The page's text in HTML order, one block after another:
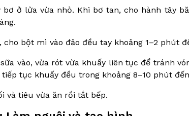
ở lửa vừa nhỏ. Khi bơ tan, cho hành tây
cho bột mì vào đảo đều tay khoảng 1–2 phút
vào, vừa rót vừa khuấy liên tục để tránh
tiếp tục khuấy đều trong khoảng 8–10 phút
và tiêu vừa ăn rồi tắt bếp.